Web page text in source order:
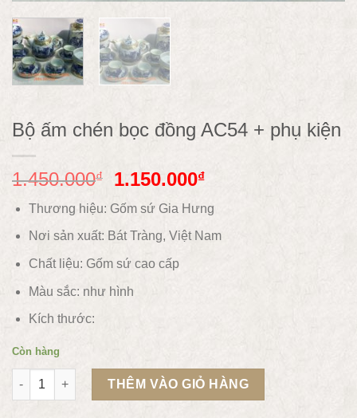
Bộ ấm chén bọc đồng AC54 + phụ kiện
1.450.000₫ 1.150.000₫
Thương hiệu: Gốm sứ Gia Hưng
Nơi sản xuất: Bát Tràng, Việt Nam
Chất liệu: Gốm sứcao cấp
Màu sắc: như hình
Kích thước:
Còn hàng
Bộ ấm chén bọc đồng AC54 + phụ kiện số lượng
THÊM VÀO GIỎ HÀNG